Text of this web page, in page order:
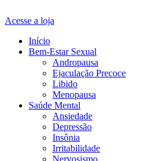
Acesse a loja
Início
Bem-Estar Sexual
Andropausa
Ejaculação Precoce
Libido
Menopausa
Saúde Mental
Ansiedade
Depressão
Insônia
Irritabilidade
Nervosismo